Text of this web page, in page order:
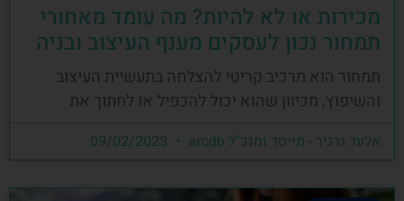
מכירות או לא להיות? מה עומד מאחורי
תמחור נכון לעסקים מענף העיצוב ובניה
תמחור הוא מרכיב קריטי להצלחה בתעשיית העיצוב
והשיפוץ, מכיוון שהוא יכול להכפיל או לחתוך את
אלעד גרגיר - מייסד ומנכ"ל arcdb